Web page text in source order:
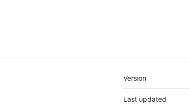
Meta
Version
Last updated